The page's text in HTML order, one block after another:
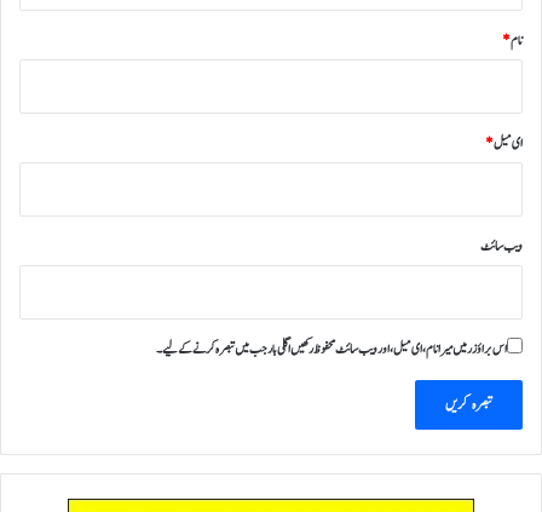
نام*
ای میل*
ویب‌ سائٹ
اس براؤزر میں میرا نام، ای میل، اور ویب سائٹ محفوظ رکھیں اگلی بار جب میں تبصرہ کرنے کےلیے۔